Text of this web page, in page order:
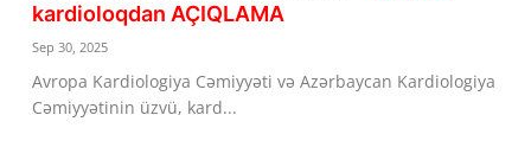
kardioloqdan AÇIQLAMA
Sep 30, 2025
Avropa Kardiologiya Cəmiyyəti və Azərbaycan Kardiologiya
Cəmiyyətinin üzvü, kard...